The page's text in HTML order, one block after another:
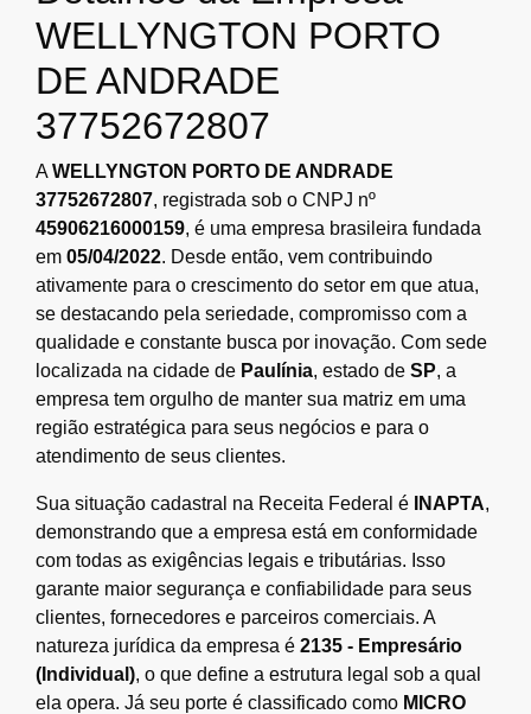
WELLYNGTON PORTO
DE ANDRADE
37752672807
AWELLYNGTON PORTO DE ANDRADE
37752672807, registrada sob o CNPJ nº
45906216000159, é uma empresa brasileira fundada
em 05/04/2022. Desde então, vem contribuindo
ativamente para o crescimento do setor em que atua,
se destacando pela seriedade, compromisso com a
qualidade e constante busca por inovação. Com sede
localizada na cidade de Paulínia, estado de SP, a
empresa tem orgulho de manter sua matriz em uma
região estratégica para seus negócios e para o
atendimento de seus clientes.
Sua situação cadastral na Receita Federal é INAPTA,
demonstrando que a empresa está em conformidade
com todas as exigências legais e tributárias. Isso
garante maior segurança e confiabilidade para seus
clientes, fornecedores e parceiros comerciais. A
natureza jurídica da empresa é 2135 - Empresário
(Individual), o que define a estrutura legal sob a qual
ela opera. Já seu porte é classificado como MICRO